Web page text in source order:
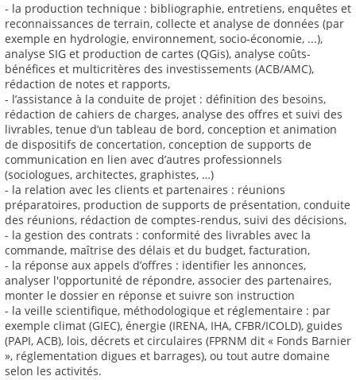
- la production technique : bibliographie, entretiens, enquêtes et
reconnaissances de terrain, collecte et analyse de données (par
exemple en hydrologie, environnement, socio-économie, ...),
analyse SIG et production de cartes (QGis), analyse coûts-
bénéfices et multicritères des investissements (ACB/AMC),
rédaction de notes et rapports,
- l’assistance à la conduite de projet : définition des besoins,
rédaction de cahiers de charges, analyse des offres et suivi des
livrables, tenue d’un tableau de bord, conception et animation
de dispositifs de concertation, conception de supports de
communication en lien avec d’autres professionnels
(sociologues, architectes, graphistes, …)
- la relation avec les clients et partenaires : réunions
préparatoires, production de supports de présentation, conduite
des réunions, rédaction de comptes-rendus, suivi des décisions,
- la gestion des contrats : conformité des livrables avec la
commande, maîtrise des délais et du budget, facturation,
- la réponse aux appels d’offres : identifier les annonces,
analyser l'opportunité de répondre, associer des partenaires,
monter le dossier en réponse et suivre son instruction
- la veille scientifique, méthodologique et réglementaire : par
exemple climat (GIEC), énergie (IRENA, IHA, CFBR/ICOLD), guides
(PAPI, ACB), lois, décrets et circulaires (FPRNM dit « Fonds Barnier
», réglementation digues et barrages), ou tout autre domaine
selon les activités.